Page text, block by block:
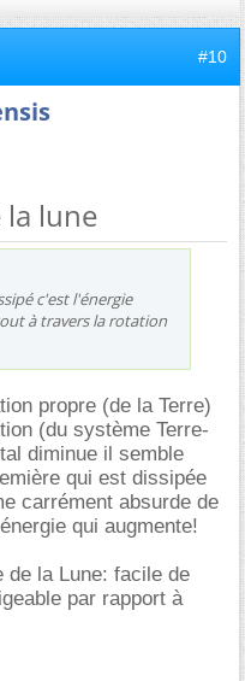
#10
la lune
c'est l'énergie
à travers la rotation
propre (de la Terre)
(du système Terre-
diminue il semble
qui est dissipée
carrément absurde de
qui augmente!
de la Lune: facile de
par rapport à